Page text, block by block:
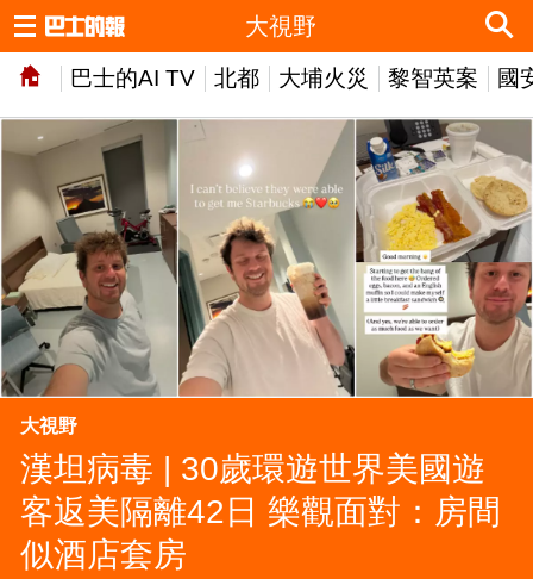
巴士的AI TV 北都 大埔火災 黎智英案 國
大視野
大視野
漢坦病毒 | 30歲環遊世界美國遊
客返美隔離42日 樂觀面對：房間
似酒店套房